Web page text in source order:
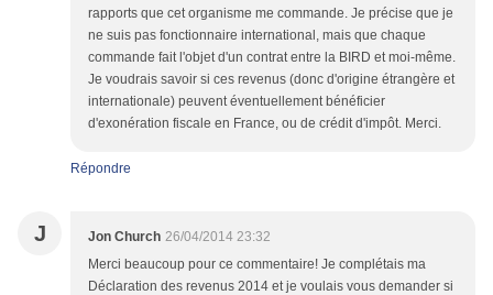
rapports que cet organisme me commande. Je précise que je
ne suis pas fonctionnaire international, mais que chaque
commande fait l'objet d'un contrat entre la BIRD et moi-même.
Je voudrais savoir si ces revenus (donc d'origine étrangère et
internationale) peuvent éventuellement bénéficier
d'exonération fiscale en France, ou de crédit d'impôt. Merci.
Répondre
J Jon Church 26/04/2014 23:32
Merci beaucoup pour ce commentaire! Je complétais ma
Déclaration des revenus 2014 et je voulais vous demander si